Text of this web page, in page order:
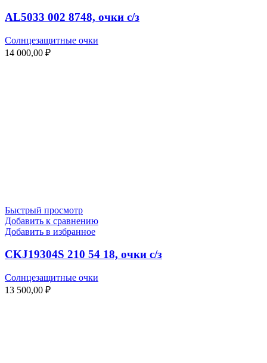
AL5033 002 8748, очки с/з
Солнцезащитные очки
14 000,00 ₽
Быстрый просмотр
Добавить к сравнению
Добавить в избранное
CKJ19304S 210 54 18, очки с/з
Солнцезащитные очки
13 500,00 ₽